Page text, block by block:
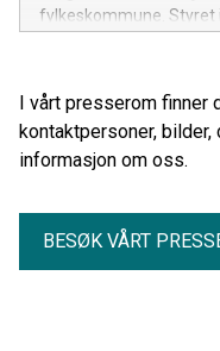
fylkeskommune. Styret
I vårt presserom finner
kontaktpersoner, bilder,
informasjon om oss.
BESØK VÅRT